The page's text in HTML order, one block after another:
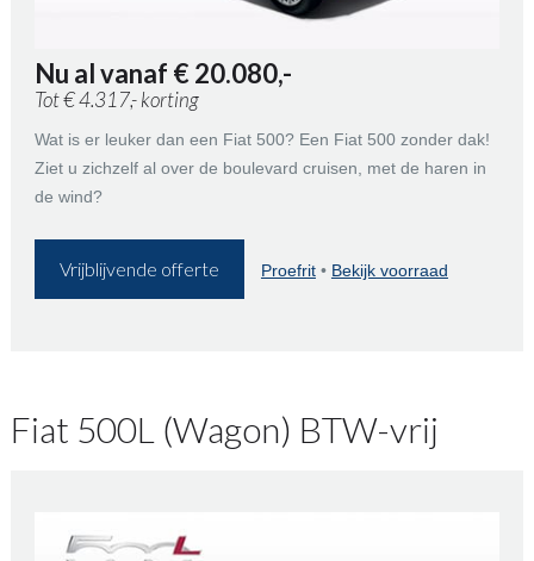
Nu al vanaf € 20.080,-
Tot € 4.317,- korting
Wat is er leuker dan een Fiat 500? Een Fiat 500 zonder dak!
Ziet u zichzelf al over de boulevard cruisen, met de haren in
de wind?
Vrijblijvende offerte Proefrit• Bekijk voorraad
Fiat 500L (Wagon) BTW-vrij